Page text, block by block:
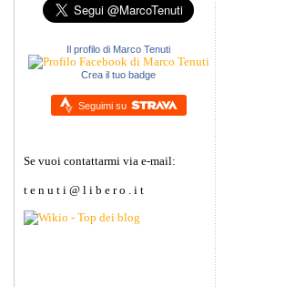
Il profilo di Marco Tenuti
Crea il tuo badge
Seguimi su
Se vuoi contattarmi via e-mail:
t e n u t i @ l i b e r o . i t